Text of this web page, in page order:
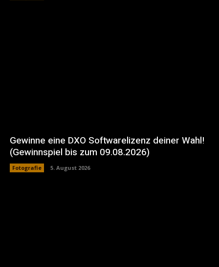
Gewinne eine DXO Softwarelizenz deiner Wahl!
(Gewinnspiel bis zum 09.08.2026)
Fotografie 5. August 2026